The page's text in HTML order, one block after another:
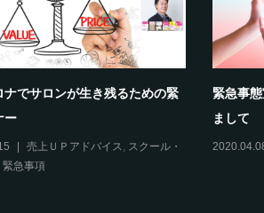
ナでサロンが生き残るための緊
ー
売上ＵＰアドバイス
スクール・
緊急事項
緊急事
まして